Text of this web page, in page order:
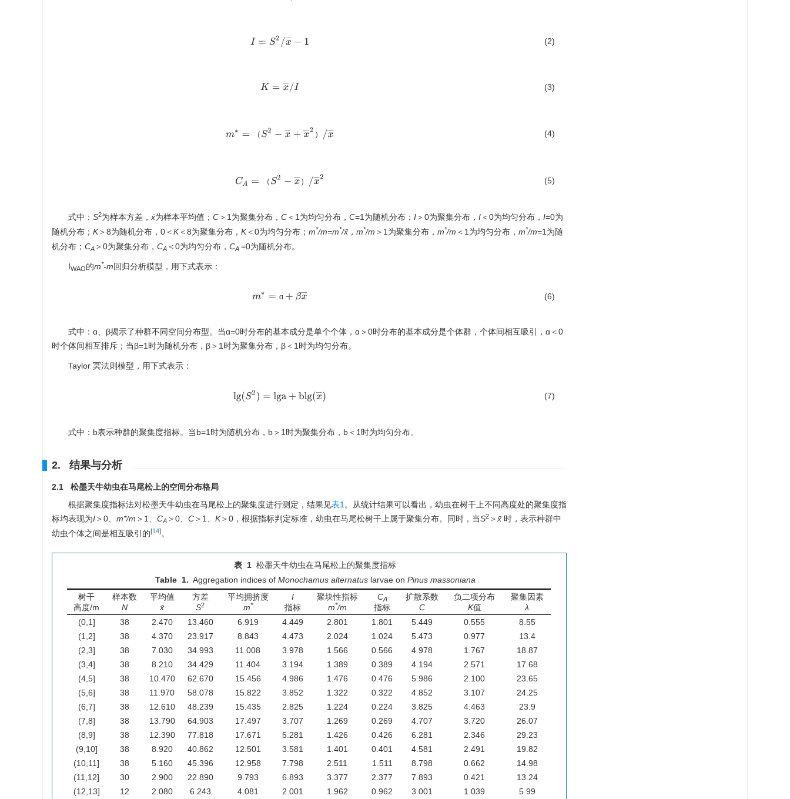
I= S2/ x¯− 1 (2)
K=x ¯/ I (3)
（ ）
m ∗ （ S2 ¯+ ¯ 2）/ x (4)
（ ）
C A= （S2− ）/x 2 (5)
式中： S2为样本方差， x̄为样本平均值； C＞1为聚集分布， C＜1为均匀分布， C=1为随机分布； I＞0为聚集分布， I＜0为均匀分布， I=0为
随机分布； K＞8为随机分布，0＜K＜8为聚集分布， K＜0为均匀分布； m*/m=m*/x̄，m*/m ＞1为聚集分布， m*/m ＜1为均匀分布， m*/m=1为随
机分布； CA ＞0为聚集分布， CA ＜0为均匀分布， CA =0为随机分布。
IWAO的m*-m回归分析模型，用下式表示：
ɑ
m ∗= ɑ+βx ¯ (6)
式中：ɑ、β揭示了种群不同空间分布型。当ɑ=0时分布的基本成分是单个个体，ɑ＞0时分布的基本成分是个体群，个体间相互吸引，ɑ＜0
时个体间相互排斥；当β=1时为随机分布，β＞1时为聚集分布，β＜1时为均匀分布。
Taylor 冥法则模型，用下式表示：
lg(S 2)= lga+ blg(x¯) (7)
式中：b表示种群的聚集度指标。当b=1时为随机分布，b＞1时为聚集分布，b＜1时为均匀分布。
2. 结果与分析
2.1 松墨天牛幼虫在马尾松上的空间分布格局
根据聚集度指标法对松墨天牛幼虫在马尾松上的聚集度进行测定，结果见表1 。从统计结果可以看出，幼虫在树干上不同高度处的聚集度指
标均表现为I＞0、 m*/m ＞1、 CA ＞0、 C＞1、 K＞0，根据指标判定标准，幼虫在马尾松树干上属于聚集分布。同时，当S2 ＞x̄ 时，表示种群中
幼虫个体之间是相互吸引的[14]。
表 1 松墨天牛幼虫在马尾松上的聚集度指标
Table 1. Aggregation indices of Monochamus alternatuslarvae on Pinus massoniana
树干
高度/m
样本数
N
平均值
x̄
方差
S2
平均拥挤度
m*
I
指标
聚块性指标
m*/m
CA
指标
扩散系数
C
负二项分布
K值
聚集因素
λ
(0,1]
38 2.470 13.460 6.919 4.449 2.801 1.801 5.449 0.555
8.55
(1,2]
38 4.370 23.917 8.843 4.473 2.024 1.024 5.473 0.977
13.4
(2,3]
38 7.030 34.993 11.008 3.978 1.566 0.566 4.978 1.767
18.87
(3,4]
38 8.210 34.429 11.404 3.194 1.389 0.389 4.194 2.571
17.68
(4,5]
38 10.470 62.670 15.456 4.986 1.476 0.476 5.986 2.100
23.65
(5,6]
38 11.970 58.078 15.822 3.852 1.322 0.322 4.852 3.107
24.25
(6,7]
38 12.610 48.239 15.435 2.825 1.224 0.224 3.825 4.463
23.9
(7,8]
38 13.790 64.903 17.497 3.707 1.269 0.269 4.707 3.720
26.07
(8,9]
38 12.390 77.818 17.671 5.281 1.426 0.426 6.281 2.346
29.23
(9,10]
38 8.920 40.862 12.501 3.581 1.401 0.401 4.581 2.491
19.82
(10,11]
38 5.160 45.396 12.958 7.798 2.511 1.511 8.798 0.662
14.98
(11,12]
30 2.900 22.890 9.793 6.893 3.377 2.377 7.893 0.421
13.24
(12,13]
12 2.080 6.243 4.081 2.001 1.962 0.962 3.001 1.039 5.99